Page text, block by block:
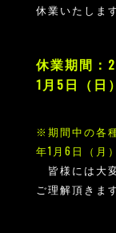
休業いたします
休業期間：
1月5日（日）
※期間中の各
年1月6日（月
皆様には大
ご理解頂きま